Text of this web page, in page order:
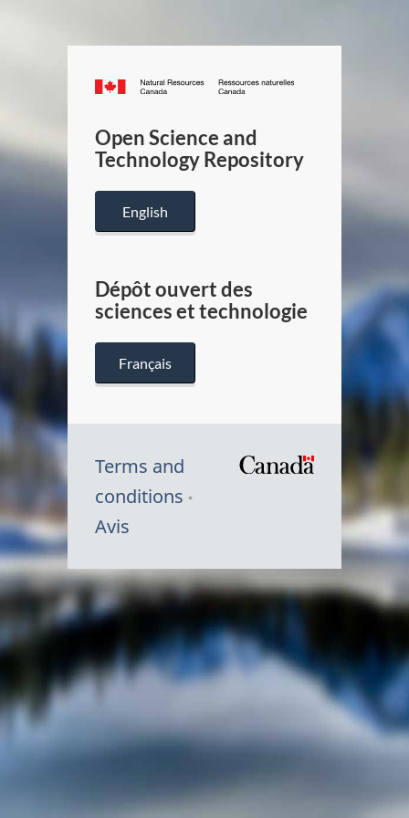
Canada.ca
/
Canada
Open Science and
Technology Repository
English
Dépôt ouvert des
sciences et technologie
Français
Terms and
conditions
Avis
Symbole
du
Canada